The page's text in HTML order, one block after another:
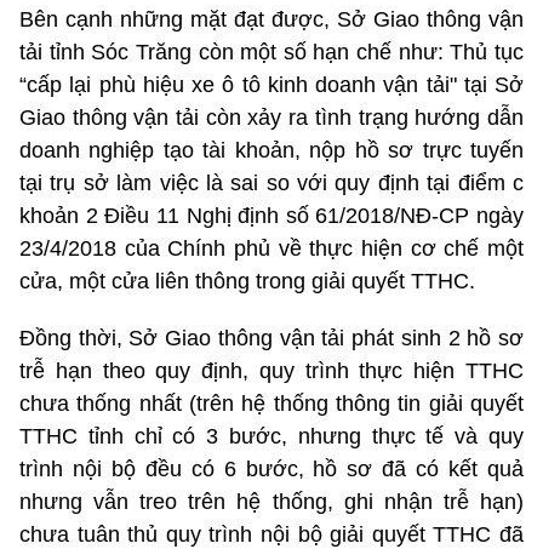
Bên cạnh những mặt đạt được, Sở Giao thông vận
tải tỉnh Sóc Trăng còn một số hạn chế như: Thủ tục
“cấp lại phù hiệu xe ô tô kinh doanh vận tải" tại Sở
Giao thông vận tải còn xảy ra tình trạng hướng dẫn
doanh nghiệp tạo tài khoản, nộp hồ sơ trực tuyến
tại trụ sở làm việc là sai so với quy định tại điểm c
khoản 2 Điều 11 Nghị định số 61/2018/NĐ-CP ngày
23/4/2018 của Chính phủ về thực hiện cơ chế một
cửa, một cửa liên thông trong giải quyết TTHC.
Đồng thời, Sở Giao thông vận tải phát sinh 2 hồ sơ
trễ hạn theo quy định, quy trình thực hiện TTHC
chưa thống nhất (trên hệ thống thông tin giải quyết
TTHC tỉnh chỉ có 3 bước, nhưng thực tế và quy
trình nội bộ đều có 6 bước, hồ sơ đã có kết quả
nhưng vẫn treo trên hệ thống, ghi nhận trễ hạn)
chưa tuân thủ quy trình nội bộ giải quyết TTHC đã